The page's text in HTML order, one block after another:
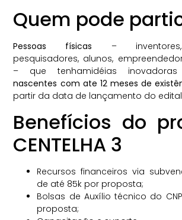
Quem pode
Pessoas físicas – inventores,
pesquisadores, alunos,
– que tenhamidéias
nascentes com ate 12 meses de
partir da data de lançamento do
Benefícios do
CENTELHA 3
Recursos financeiros via
de até 85k por proposta;
Bolsas de Auxílio técnico do
proposta;